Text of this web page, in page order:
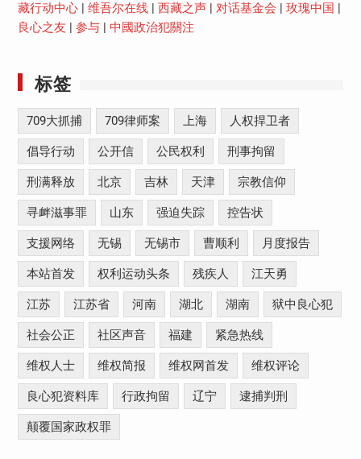
藏行动中心| 维吾尔在线| 西藏之声| 对话基金会 玫瑰中国
良心之友
参与| 中國政治犯關注
标签
709大抓捕 709律师案 上海 人权捍卫者
倡导行动 公开信 公民权利 刑事拘留
刑满释放 北京 吉林 天津 宗教信仰
寻衅滋事罪 山东 强迫失踪 控告状
支援网络 无锡 无锡市 曹顺利 月度报告
本站首发 权利运动头条 残疾人 江天勇
江苏 江苏省 河南 湖北 湖南 狱中良心犯
社会公正 社区声音 福建 紧急热线
维权人士 维权简报 维权网首发 维权评论
良心犯资料库 行政拘留 辽宁 逮捕判刑
颠覆国家政权罪